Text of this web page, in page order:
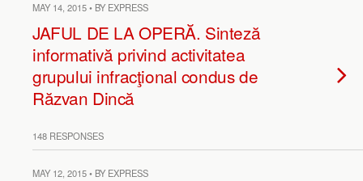
MAY 14, 2015 • BY EXPRESS
JAFUL DE LA OPERĂ. Sinteză
informativă privind activitatea
grupului infracţional condus de
Răzvan Dincă
148 RESPONSES
MAY 12, 2015 • BY EXPRESS